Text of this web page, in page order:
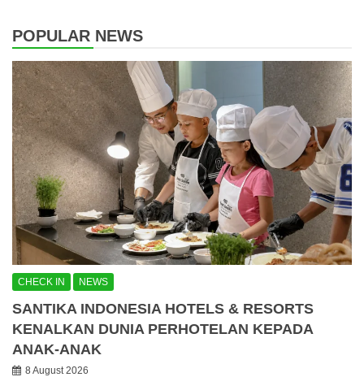
POPULAR NEWS
CHECK IN NEWS
SANTIKA INDONESIA HOTELS & RESORTS
KENALKAN DUNIA PERHOTELAN KEPADA
ANAK-ANAK
8 August 2026